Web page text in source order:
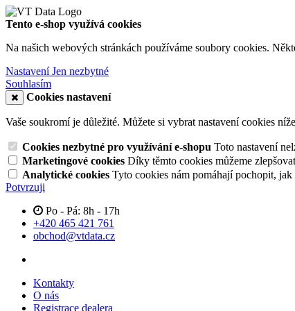
Tento e-shop využívá cookies
Na našich webových stránkách používáme soubory cookies.
NastaveníJen nezbytné
Souhlasím
Cookies nastavení
Vaše soukromí je důležité. Můžete si vybrat nastavení cookies
Cookies nezbytné pro využívání e-shopu Toto nastavení
Marketingové cookies Díky těmto cookies můžeme
Analytické cookies Tyto cookies nám pomáhají pochopit,
Potvrzuji
Po - Pá: 8h - 17h
+420 465 421 761
obchod@vtdata.cz
Kontakty
O nás
Registrace dealera